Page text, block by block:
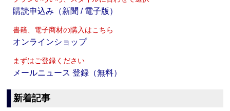
購読申込み（新聞 / 電子版）
書籍、電子商材の購入はこちら
オンラインショップ
まずはご登録ください
メールニュース 登録（無料）
新着記事